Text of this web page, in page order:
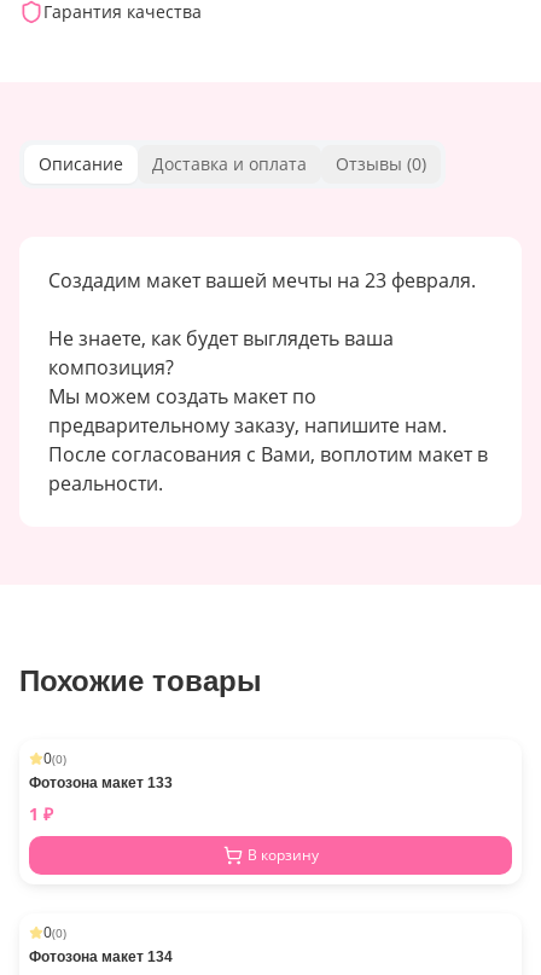
Гарантия качества
Описание Доставка и оплата Отзывы (0)
Создадим макет вашей мечты на 23 февраля.
Не знаете, как будет выглядеть ваша
композиция?
Мы можем создать макет по
предварительному заказу, напишите нам.
После согласования с Вами, воплотим макет в
реальности.
Похожие товары
0(0)
Фотозона макет 133
1 ₽
В корзину
0(0)
Фотозона макет 134